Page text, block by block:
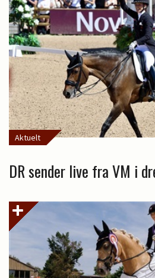
Aktuelt
DR sender live fra VM i